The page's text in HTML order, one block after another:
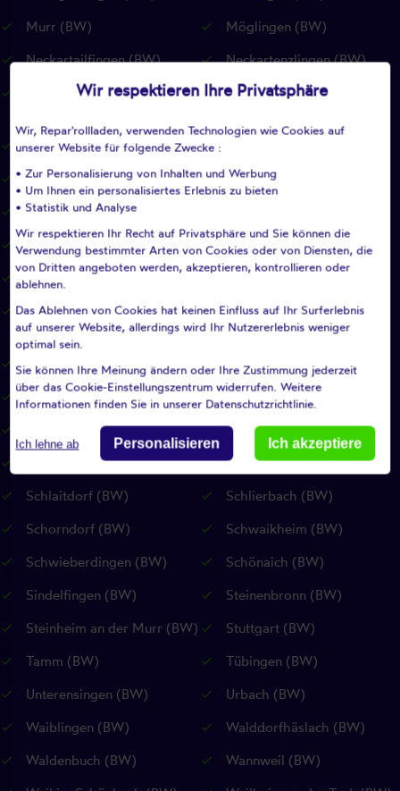
Murr (BW)
Möglingen (BW)
Neckartailfingen (BW)
Neckartenzlingen (BW)
Neuffen (BW)
Neuhausen auf den Fildern
Notzingen (BW)
Oberboihingen (BW)
Ohmden (BW)
Ostfildern (BW)
Pfullingen (BW)
Pleidelsheim (BW)
Pliezhausen (BW)
Plochingen (BW)
Plüderhausen (BW)
Reichenbach an der Fils
(BW)
Remseck am Neckar (BW)
Remshalden (BW)
Renningen (BW)
Reutlingen (BW)
Riederich (BW)
Rudersberg (BW)
Rutesheim (BW)
Sankt Johann (RP)
Schlaitdorf (BW)
Schlierbach (BW)
Schorndorf (BW)
Schwaikheim (BW)
Schwieberdingen (BW)
Schönaich (BW)
Sindelfingen (BW)
Steinenbronn (BW)
Steinheim an der Murr (BW)
Stuttgart (BW)
Tamm (BW)
Tübingen (BW)
Unterensingen (BW)
Urbach (BW)
Waiblingen (BW)
Walddorfhäslach (BW)
Waldenbuch (BW)
Wannweil (BW)
Wir respektieren Ihre Privatsphäre
Wir, Repar'rollladen, verwenden Technologien wie Cookies auf
unserer Website für folgende Zwecke :
• Zur Personalisierung von Inhalten und Werbung
• Um Ihnen ein personalisiertes Erlebnis zu bieten
• Statistik und Analyse
Wir respektieren Ihr Recht auf Privatsphäre und Sie können die
Verwendung bestimmter Arten von Cookies oder von Diensten, die
von Dritten angeboten werden, akzeptieren, kontrollieren oder
ablehnen.
Das Ablehnen von Cookies hat keinen Einfluss auf Ihr Surferlebnis
auf unserer Website, allerdings wird Ihr Nutzererlebnis weniger
optimal sein.
Sie können Ihre Meinung ändern oder Ihre Zustimmung jederzeit
über das Cookie-Einstellungszentrum widerrufen. Weitere
Informationen finden Sie in unserer Datenschutzrichtlinie.
Ich lehne ab Personalisieren Ich akzeptiere